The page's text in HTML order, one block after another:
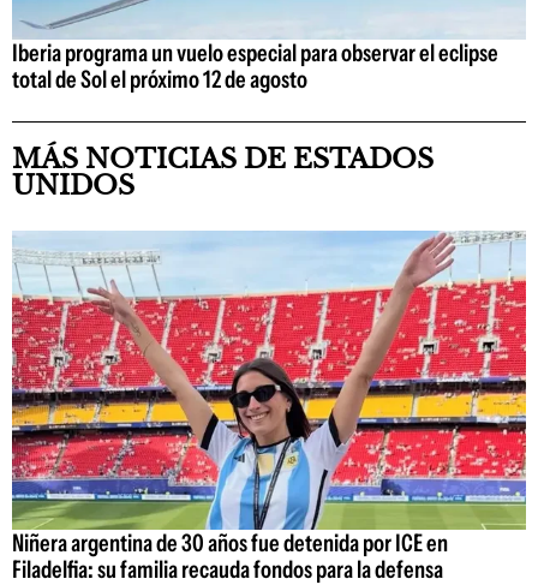
Iberia programa un vuelo especial para observar el eclipse
total de Sol el próximo 12 de agosto
MÁS NOTICIAS DE ESTADOS
UNIDOS
Niñera argentina de 30 años fue detenida por ICE en
Filadelfia: su familia recauda fondos para la defensa